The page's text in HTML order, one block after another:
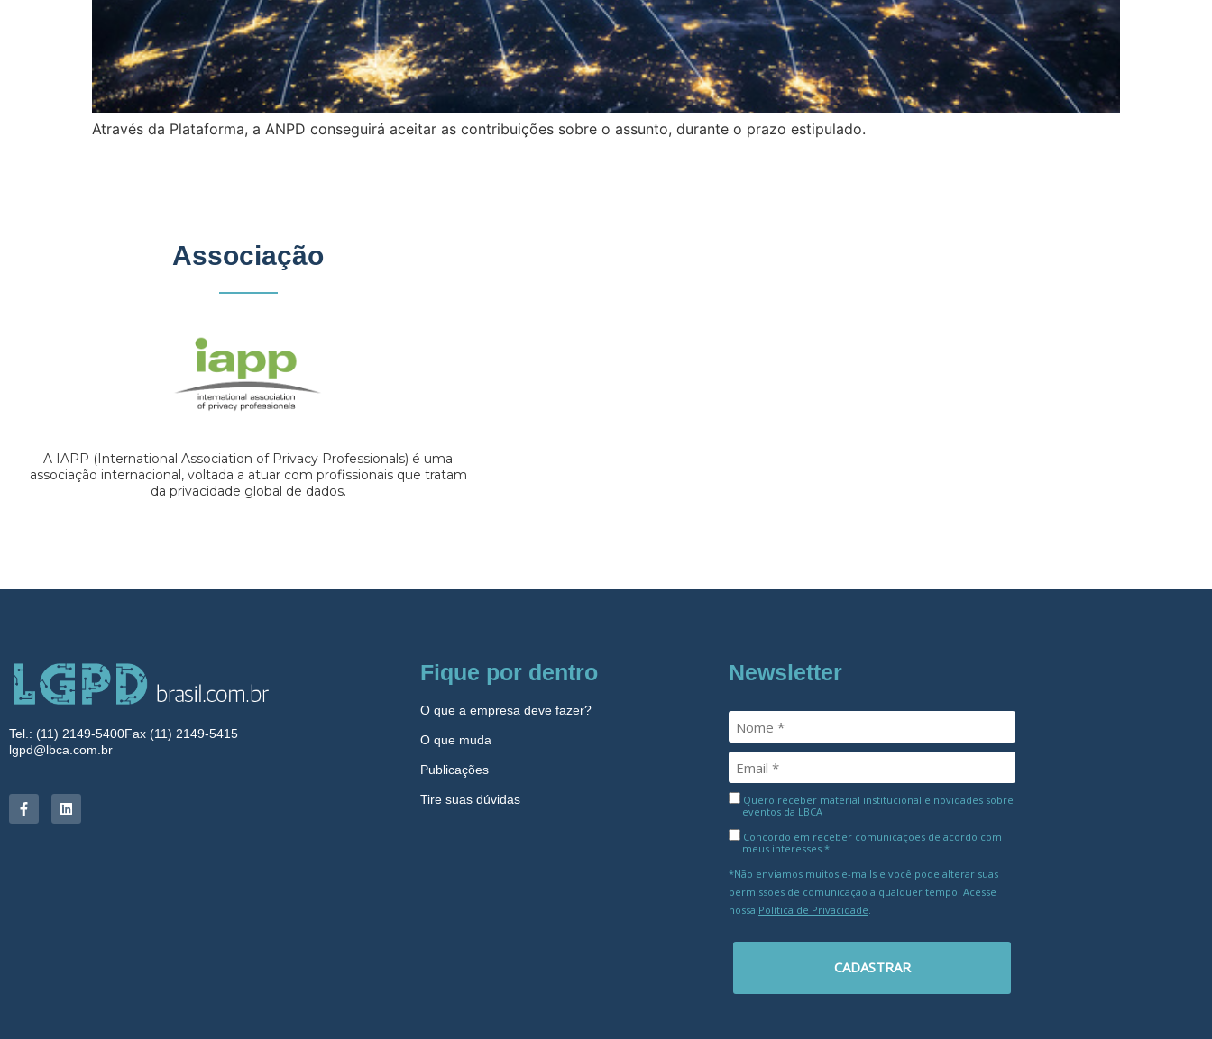
Através da Plataforma, a ANPD conseguirá aceitar as contribuições sobre o assunto, durante o prazo estipulado.
Associação
A IAPP (International Association of Privacy Professionals) é uma
associação internacional, voltada a atuar com profissionais que tratam
da privacidade global de dados.
Tel.: (11) 2149-5400Fax (11) 2149-5415
lgpd@lbca.com.br
Fique por dentro
O que a empresa deve fazer?
O que muda
Publicações
Tire suas dúvidas
Newsletter
Quero receber material institucional e novidades sobre
eventos da LBCA
Concordo em receber comunicações de acordo com
meus interesses.*
*Não enviamos muitos e-mails e você pode alterar suas
permissões de comunicação a qualquer tempo. Acesse
nossa Política de Privacidade
CADASTRAR